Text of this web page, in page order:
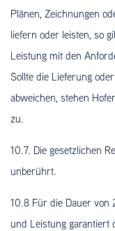
Plänen, Zeichnungen
liefern oder leisten, so
Leistung mit den
Sollte die Lieferung
abweichen, stehen
zu.
10.7. Die gesetzlichen
unberührt.
10.8 Für die Dauer von
und Leistung garantiert